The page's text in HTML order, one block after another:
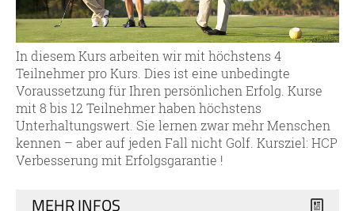
In diesem Kurs arbeiten wir mit höchstens 4
Teilnehmer pro Kurs. Dies ist eine unbedingte
Voraussetzung für Ihren persönlichen Erfolg. Kurse
mit 8 bis 12 Teilnehmer haben höchstens
Unterhaltungswert. Sie lernen zwar mehr Menschen
kennen – aber auf jeden Fall nicht Golf. Kursziel: HCP
Verbesserung mit Erfolgsgarantie !
MEHR INFOS